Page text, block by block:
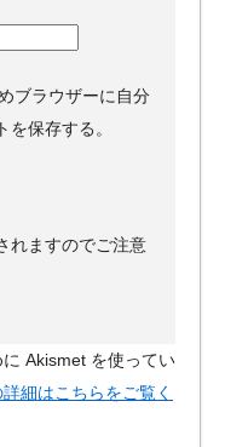
ブラウザーに自分
保存する。
れますのでご注意
Akismet を使ってい
細はこちらをご覧く